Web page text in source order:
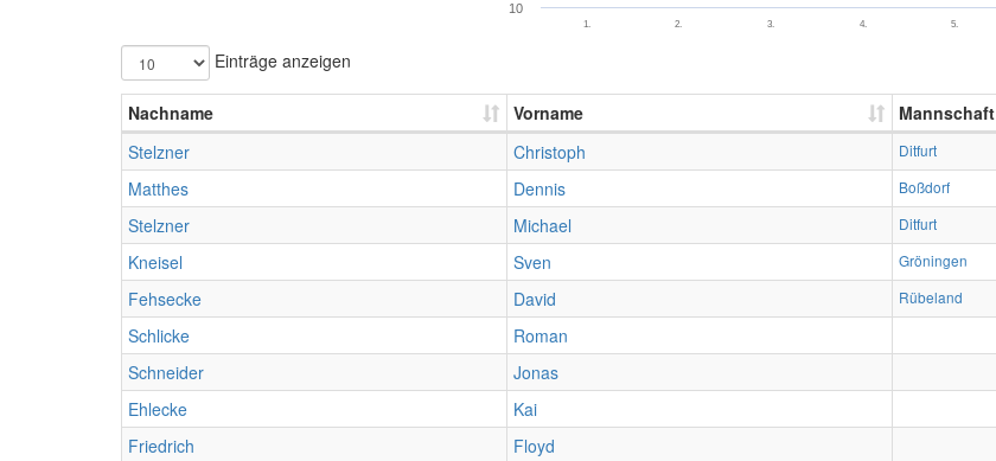
1. 2. 3. 4. 5.
10
Einträge anzeigen
Nachname Vorname Mannschaft
Stelzner
Christoph Ditfurt
Matthes
Dennis Boßdorf
Stelzner
Michael Ditfurt
Kneisel
Sven Gröningen
Fehsecke
David Rübeland
Schlicke
Roman
Schneider
Jonas
Ehlecke
Kai
Friedrich
Floyd